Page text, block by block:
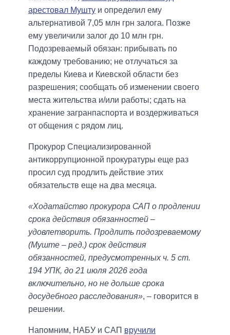
арестовал Мушту и определил ему
альтернативой 7,05 млн грн залога. Позже
ему увеличили залог до 10 млн грн.
Подозреваемый обязан: прибывать по
каждому требованию; не отлучаться за
пределы Киева и Киевской области без
разрешения; сообщать об изменении своего
места жительства и/или работы; сдать на
хранение загранпаспорта и воздерживаться
от общения с рядом лиц.
Прокурор Специализированной
антикоррупционной прокуратуры еще раз
просил суд продлить действие этих
обязательств еще на два месяца.
«Ходатайство прокурора САП о продлении
срока действия обязанностей –
удовлетворить. Продлить подозреваемому
(Муште – ред.) срок действия
обязанностей, предусмотренных ч. 5 ст.
194 УПК, до 21 июля 2026 года
включительно, но не дольше срока
досудебного расследования», – говорится в
решении.
Напомним, НАБУ и САП вручили